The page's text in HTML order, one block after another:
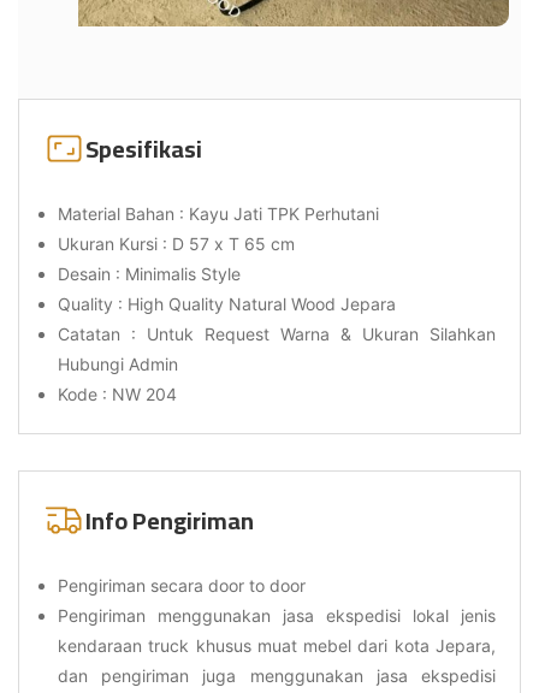
Spesifikasi
Material Bahan : Kayu Jati TPK Perhutani
Ukuran Kursi : D 57 x T 65 cm
Desain : Minimalis Style
Quality : High Quality Natural Wood Jepara
Catatan : Untuk Request Warna & Ukuran Silahkan
Hubungi Admin
Kode : NW 204
Info Pengiriman
Pengiriman secara door to door
Pengiriman menggunakan jasa ekspedisi lokal jenis
kendaraan truck khusus muat mebel dari kota Jepara,
dan pengiriman juga menggunakan jasa ekspedisi